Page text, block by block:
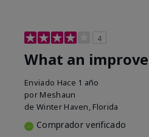
4
What an
Enviado Hace 1 año
por Meshaun
de Winter Haven, Florida
Comprador verificado